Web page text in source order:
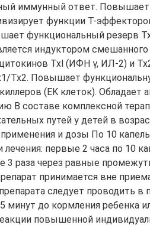
иммунный ответ.
функции Т-
функциональный резерв
индуктором
Txl (ИФН γ, ИЛ-2) и
Тх2. Повышает
(ЕK клеток). Обладает
В составе комплексной
путей у детей в
и дозы По 10
первые 2 часа по 10
раза через равные
принимается вне
следует проводить
минут до кормления ребенка
повышенной